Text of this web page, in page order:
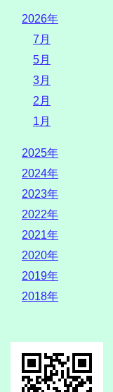
2026年
7月
5月
3月
2月
1月
2025年
2024年
2023年
2022年
2021年
2020年
2019年
2018年